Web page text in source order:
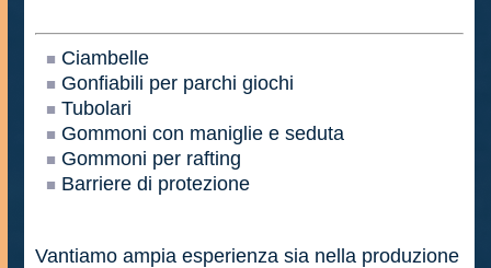
Ciambelle
Gonfiabili per parchi giochi
Tubolari
Gommoni con maniglie e seduta
Gommoni per rafting
Barriere di protezione
Vantiamo ampia esperienza sia nella produzione